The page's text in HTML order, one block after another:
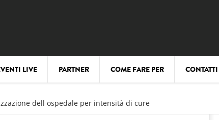
LIVE PARTNER COME FARE PER CONTATTI
dell ospedale per intensità di cure